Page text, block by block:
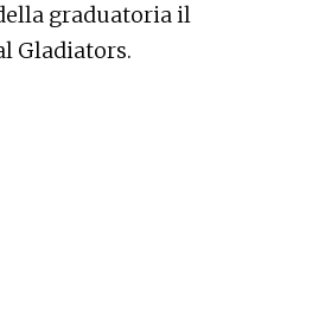
graduatoria il
Gladiators.